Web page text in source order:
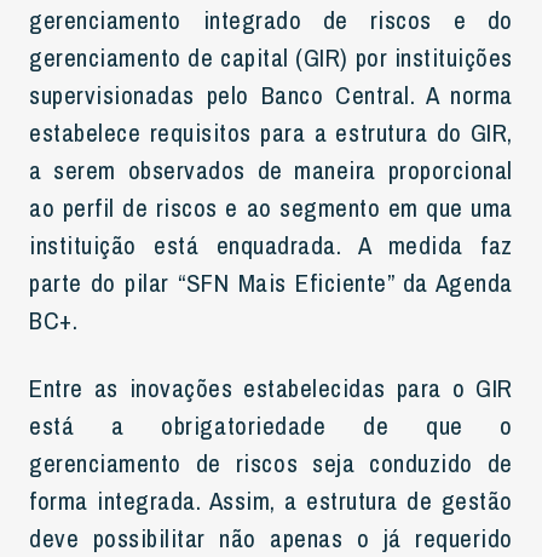
gerenciamento integrado de riscos e do
gerenciamento de capital (GIR) por instituições
supervisionadas pelo Banco Central. A norma
estabelece requisitos para a estrutura do GIR,
a serem observados de maneira proporcional
ao perfil de riscos e ao segmento em que uma
instituição está enquadrada. A medida faz
parte do pilar “SFN Mais Eficiente” da Agenda
BC+.
Entre as inovações estabelecidas para o GIR
está a obrigatoriedade de que o
gerenciamento de riscos seja conduzido de
forma integrada. Assim, a estrutura de gestão
deve possibilitar não apenas o já requerido